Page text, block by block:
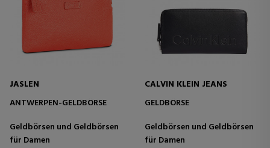
JASLEN
ANTWERPEN-GELDBÖRSE
Geldbörsen und Geldbörsen
für Damen
CALVIN KLEIN JEANS
GELDBÖRSE
Geldbörsen und Geldbörsen
für Damen